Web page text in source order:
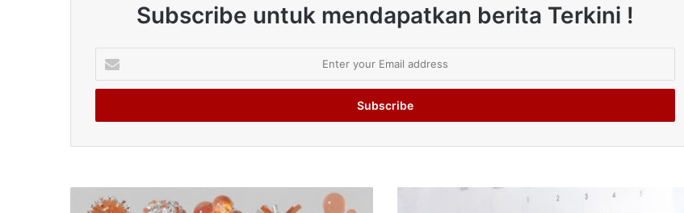
Subscribe untuk mendapatkan berita Terkini !
your
Email